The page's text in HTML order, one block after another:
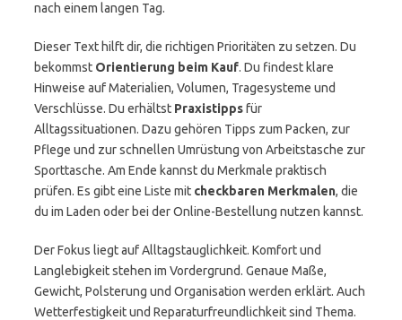
nach einem langen Tag.
Dieser Text hilft dir, die richtigen Prioritäten zu setzen. Du
bekommst Orientierung beim Kauf. Du findest klare
Hinweise auf Materialien, Volumen, Tragesysteme und
Verschlüsse. Du erhältst Praxistippsfür
Alltagssituationen. Dazu gehören Tipps zum Packen, zur
Pflege und zur schnellen Umrüstung von Arbeitstasche zur
Sporttasche. Am Ende kannst du Merkmale praktisch
prüfen. Es gibt eine Liste mit checkbaren Merkmalen, die
du im Laden oder bei der Online-Bestellung nutzen kannst.
Der Fokus liegt auf Alltagstauglichkeit. Komfort und
Langlebigkeit stehen im Vordergrund. Genaue Maße,
Gewicht, Polsterung und Organisation werden erklärt. Auch
Wetterfestigkeit und Reparaturfreundlichkeit sind Thema.